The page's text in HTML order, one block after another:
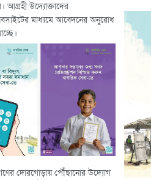
আগ্রহী উদ্যোক্তাদের
মাধ্যমে আবেদনের অনুরোধ
দোরগোড়ায় পৌঁছানোর উদ্যোগ